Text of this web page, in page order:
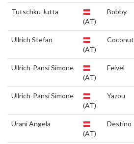
Tutschku Jutta
(AT)
Bobby
Ullrich Stefan
(AT)
Coconut
Ullrich-Pansi Simone
(AT)
Feivel
Ullrich-Pansi Simone
(AT)
Yazou
Urani Angela
(AT)
Destino